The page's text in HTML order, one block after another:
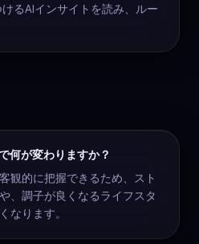
るAIインサイトを読み、ルー
何が変わりますか？
観的に把握できるため、スト
、調子が良くなるライフスタ
なります。